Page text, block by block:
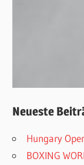
Neueste
Hungary
BOXING